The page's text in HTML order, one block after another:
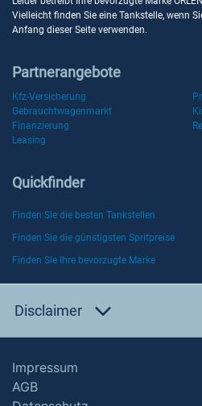
Vielleicht finden Sie eine Tankstelle, wenn
Anfang dieser Seite verwenden.
Partnerangebote
Kfz-Versicherung
Gebrauchtwagenmarkt
Finanzierung
Leasing
Quickfinder
Finden Sie die besten Tankstellen
Finden Sie die günstigsten Spritpreise
Finden Sie Ihre bevorzugte Marke
Disclaimer
Impressum
AGB